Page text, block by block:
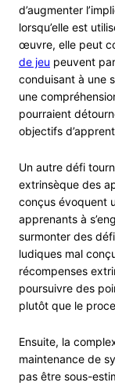
d’augmenter
lorsqu’elle est
œuvre, elle peut
de jeu peuvent
conduisant à une
une
pourraient
objectifs
Un autre défi
extrinsèque des
conçus évoquent
apprenants à
surmonter des
ludiques mal
récompenses
poursuivre des
plutôt que le
Ensuite, la
maintenance de
pas être sous-